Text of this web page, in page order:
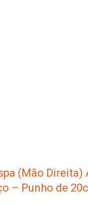
(Mão
– Punho de